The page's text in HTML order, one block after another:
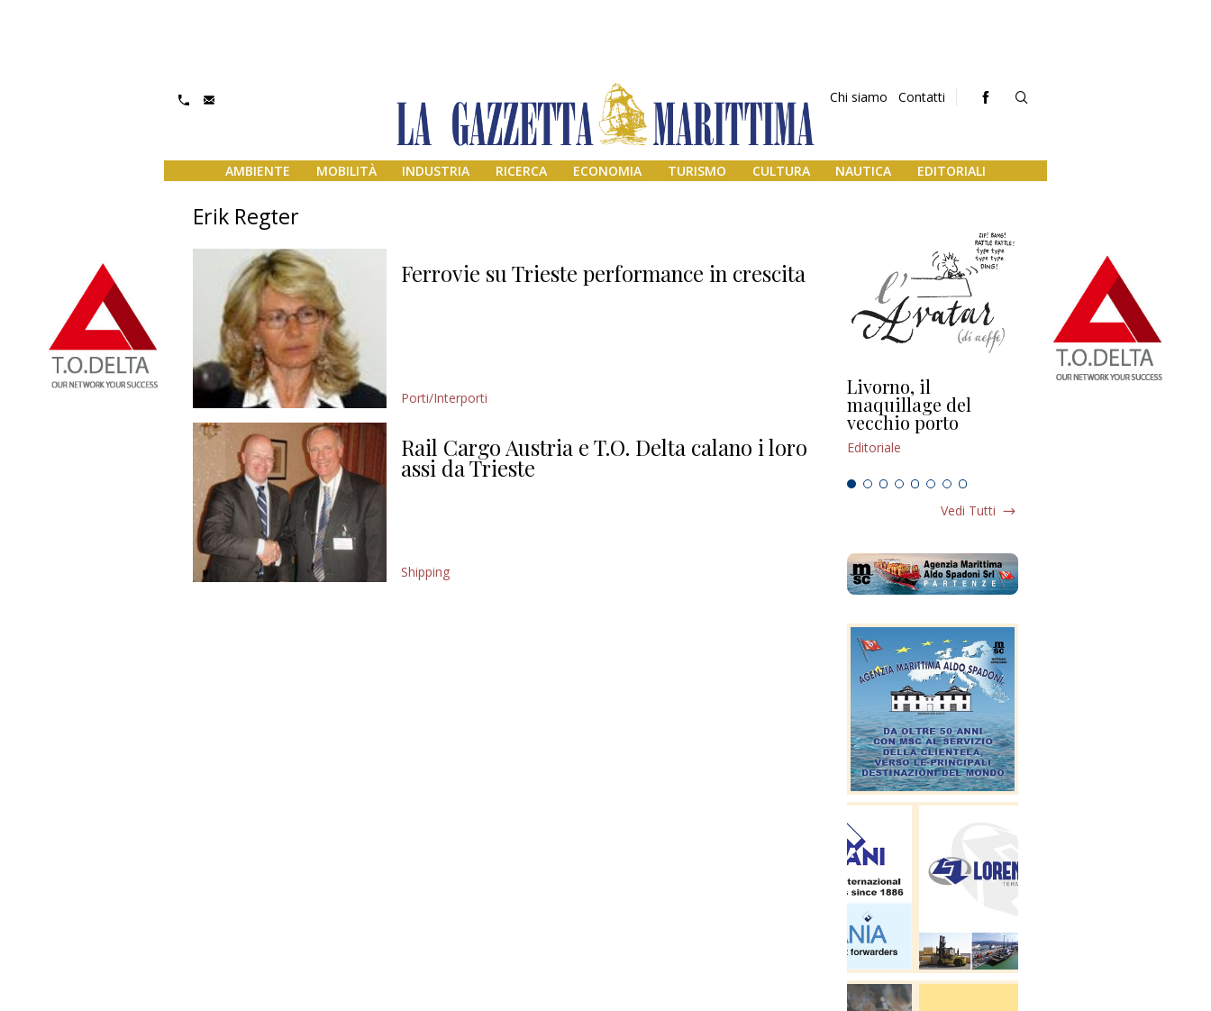
Chi siamo Contatti
AMBIENTE MOBILITÀ INDUSTRIA RICERCA ECONOMIA TURISMO CULTURA NAUTICA EDITORIALI
Erik Regter
Ferrovie su Trieste performance in crescita
Porti/Interporti
Rail Cargo Austria e T.O. Delta calano i loro
assi da Trieste
Shipping
Livorno, il
maquillage del
vecchio porto
Editoriale
L’uscita di scena di
Vedi Tutti